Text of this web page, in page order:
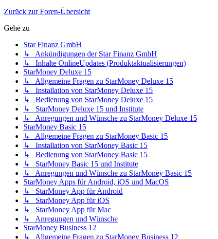
Zurück zur Foren-Übersicht
Gehe zu
Star Finanz GmbH
↳ Ankündigungen der Star Finanz GmbH
↳ Inhalte OnlineUpdates (Produktaktualisierungen)
StarMoney Deluxe 15
↳ Allgemeine Fragen zu StarMoney Deluxe 15
↳ Installation von StarMoney Deluxe 15
↳ Bedienung von StarMoney Deluxe 15
↳ StarMoney Deluxe 15 und Institute
↳ Anregungen und Wünsche zu StarMoney Deluxe 15
StarMoney Basic 15
↳ Allgemeine Fragen zu StarMoney Basic 15
↳ Installation von StarMoney Basic 15
↳ Bedienung von StarMoney Basic 15
↳ StarMoney Basic 15 und Institute
↳ Anregungen und Wünsche zu StarMoney Basic 15
StarMoney Apps für Android, iOS und MacOS
↳ StarMoney App für Android
↳ StarMoney App für iOS
↳ StarMoney App für Mac
↳ Anregungen und Wünsche
StarMoney Business 12
↳ Allgemeine Fragen zu StarMoney Business 12